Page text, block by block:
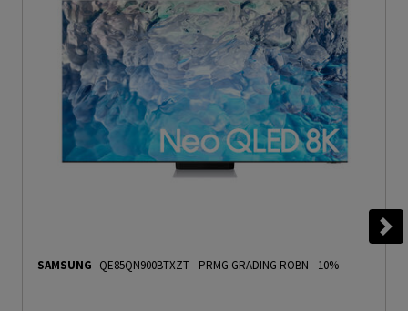
SAMSUNG QE85QN900BTXZT- PRMG GRADING ROBN - 10%